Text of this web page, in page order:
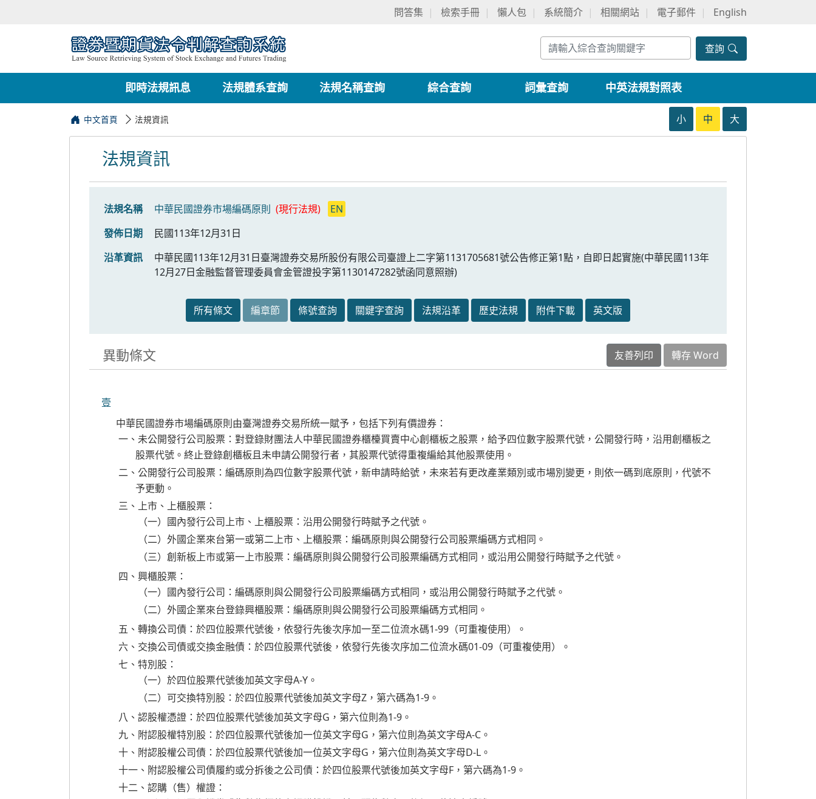
問答集 檢索手冊 懶人包 系統簡介 相關網站 電子郵件 English
查詢
即時法規訊息 法規體系查詢 法規名稱查詢 綜合查詢 詞彙查詢 中英法規對照表
中文首頁 法規資訊 小 中 大
法規資訊
法規名稱 中華民國證券市場編碼原則 (現行法規)
EN
發佈日期
民國113年12月31日
沿革資訊
中華民國113年12月31日臺灣證券交易所股份有限公司臺證上二字第1131705681號公告修正第1點，自即日起實施(中華民國113年
12月27日金融監督管理委員會金管證投字第1130147282號函同意照辦)
所有條文 編章節 條號查詢 關鍵字查詢 法規沿革 歷史法規 附件下載 英文版
異動條文 友善列印 轉存 Word
壹
中華民國證券市場編碼原則由臺灣證券交易所統一賦予，包括下列有價證券：
一、未公開發行公司股票：對登錄財團法人中華民國證券櫃檯買賣中心創櫃板之股票，給予四位數字股票代號，公開發行時，沿用創櫃板之
股票代號。終止登錄創櫃板且未申請公開發行者，其股票代號得重複編給其他股票使用。
二、公開發行公司股票：編碼原則為四位數字股票代號，新申請時給號，未來若有更改產業類別或市場別變更，則依一碼到底原則，代號不
予更動。
三、上市、上櫃股票：
（一）國內發行公司上市、上櫃股票：沿用公開發行時賦予之代號。
（二）外國企業來台第一或第二上市、上櫃股票：編碼原則與公開發行公司股票編碼方式相同。
（三）創新板上市或第一上市股票：編碼原則與公開發行公司股票編碼方式相同，或沿用公開發行時賦予之代號。
四、興櫃股票：
（一）國內發行公司：編碼原則與公開發行公司股票編碼方式相同，或沿用公開發行時賦予之代號。
（二）外國企業來台登錄興櫃股票：編碼原則與公開發行公司股票編碼方式相同。
五、轉換公司債：於四位股票代號後，依發行先後次序加一至二位流水碼1-99（可重複使用）。
六、交換公司債或交換金融債：於四位股票代號後，依發行先後次序加二位流水碼01-09（可重複使用）。
七、特別股：
（一）於四位股票代號後加英文字母A-Y。
（二）可交換特別股：於四位股票代號後加英文字母Z，第六碼為1-9。
八、認股權憑證：於四位股票代號後加英文字母G，第六位則為1-9。
九、附認股權特別股：於四位股票代號後加一位英文字母G，第六位則為英文字母A-C。
十、附認股權公司債：於四位股票代號後加一位英文字母G，第六位則為英文字母D-L。
十一、附認股權公司債履約或分拆後之公司債：於四位股票代號後加英文字母F，第六碼為1-9。
十二、認購（售）權證：